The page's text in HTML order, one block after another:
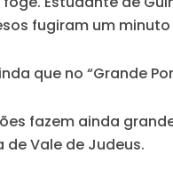
fugiram um
que no “Grande
fazem ainda
Vale de Judeus.